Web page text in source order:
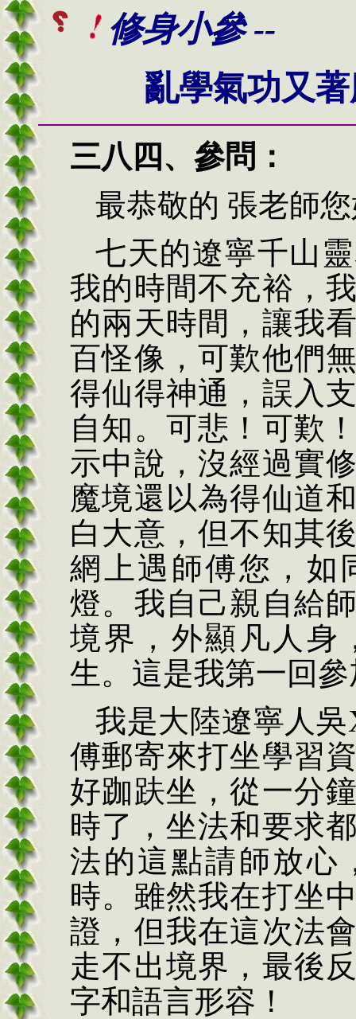
修身小參 --
亂學氣功又
三八四、 參問：
最恭敬的 張老師
七天的遼寧千山
我的時間不充裕，
的兩天時間，讓我
百怪像，可歎他們
得仙得神通，誤入
自知。可悲！可歎
示中說，沒經過實
魔境還以為得仙道
白大意，但不知其
網上遇師傅您，如
燈。我自己親自給
境界，外顯凡人身
生。這是我第一回
我是大陸遼寧人吳
傅郵寄來打坐學習
好跏趺坐，從一分
時了，坐法和要求
法的這點請師放心
時。雖然我在打坐
證，但我在這次法
走不出境界，最後
字和語言形容！